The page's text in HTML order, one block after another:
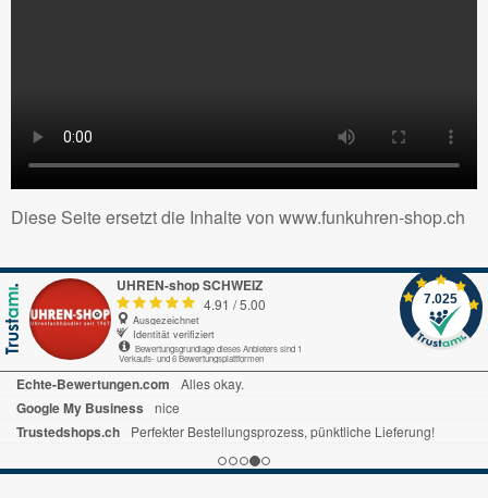
Diese Seite ersetzt die Inhalte von www.funkuhren-shop.ch
UHREN-shop SCHWEIZ
4.91 /5.00
Ausgezeichnet
Identität verifiziert
Bewertungsgrundlage dieses Anbieters sind 1
Verkaufs- und 6 Bewertungsplattformen
7.025
Echte-Bewertungen.com Alles okay.
Google My Business nice
Trustedshops.ch Perfekter Bestellungsprozess, pünktliche Lieferung!